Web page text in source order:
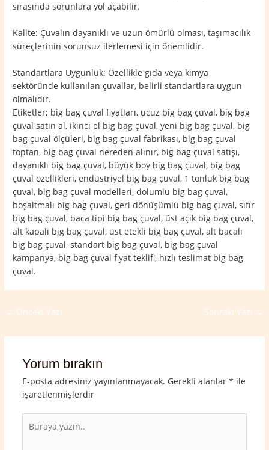
sırasında sorunlara yol açabilir.
Kalite: Çuvalın dayanıklı ve uzun ömürlü olması, taşımacılık
süreçlerinin sorunsuz ilerlemesi için önemlidir.
Standartlara Uygunluk: Özellikle gıda veya kimya
sektöründe kullanılan çuvallar, belirli standartlara uygun
olmalıdır.
Etiketler; big bag çuval fiyatları, ucuz big bag çuval, big bag
çuval satın al, ikinci el big bag çuval, yeni big bag çuval, big
bag çuval ölçüleri, big bag çuval fabrikası, big bag çuval
toptan, big bag çuval nereden alınır, big bag çuval satışı,
dayanıklı big bag çuval, büyük boy big bag çuval, big bag
çuval özellikleri, endüstriyel big bag çuval, 1 tonluk big bag
çuval, big bag çuval modelleri, dolumlu big bag çuval,
boşaltmalı big bag çuval, geri dönüşümlü big bag çuval, sıfır
big bag çuval, baca tipi big bag çuval, üst açık big bag çuval,
alt kapalı big bag çuval, üst etekli big bag çuval, alt bacalı
big bag çuval, standart big bag çuval, big bag çuval
kampanya, big bag çuval fiyat teklifi, hızlı teslimat big bag
çuval.
← Önceki Yazı Sonraki Yazı →
Yorum bırakın
E-posta adresiniz yayınlanmayacak. Gerekli alanlar * ile
işaretlenmişlerdir
yazın..